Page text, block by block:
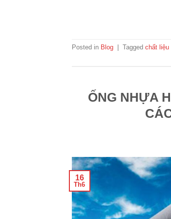
Posted in Blog Tagged chất liệu
ỐNG NHỰA
16
Th6